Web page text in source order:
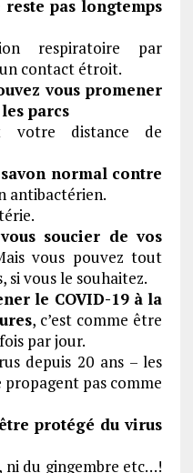
reste pas longtemps
respiratoire par
contact étroit.
vous promener
parcs
votre distance de
normal contre
antibactérien.
soucier de vos
vous pouvez tout
si vous le souhaitez.
le COVID-19 à la
, c’est comme être
par jour.
depuis 20 ans – les
pas comme
protégé du virus
ni du gingembre etc…!